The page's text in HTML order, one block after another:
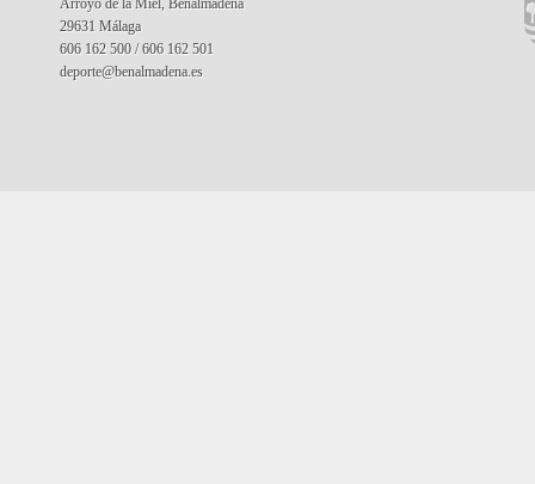
Arroyo de la Miel, Benalmádena
29631 Málaga
606 162 500 / 606 162 501
deporte@benalmadena.es